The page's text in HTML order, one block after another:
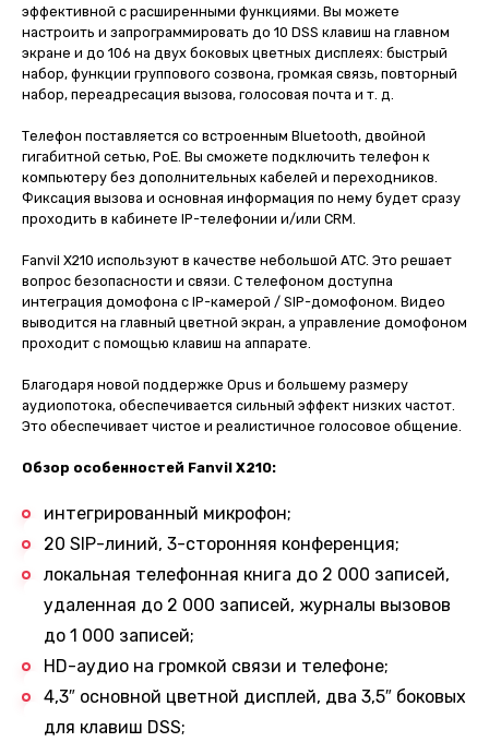
эффективной с расширенными функциями. Вы можете
настроить и запрограммировать до 10 DSS клавиш на главном
экране и до 106 на двух боковых цветных дисплеях: быстрый
набор, функции группового созвона, громкая связь, повторный
набор, переадресация вызова, голосовая почта и т. д.
Телефон поставляется со встроенным Bluetooth, двойной
гигабитной сетью, PoE. Вы сможете подключить телефон к
компьютеру без дополнительных кабелей и переходников.
Фиксация вызова и основная информация по нему будет сразу
проходить в кабинете IP-телефонии и/или CRM.
Fanvil X210 используют в качестве небольшой АТС. Это решает
вопрос безопасности и связи. С телефоном доступна
интеграция домофона с IP-камерой / SIP-домофоном. Видео
выводится на главный цветной экран, а управление домофоном
проходит с помощью клавиш на аппарате.
Благодаря новой поддержке Opus и большему размеру
аудиопотока, обеспечивается сильный эффект низких частот.
Это обеспечивает чистое и реалистичное голосовое общение.
Обзор особенностей Fanvil X210:
интегрированный микрофон;
20 SIP-линий, 3-сторонняя конференция;
локальная телефонная книга до 2 000 записей,
удаленная до 2 000 записей, журналы вызовов
до 1 000 записей;
HD-аудио на громкой связи и телефоне;
4,3″ основной цветной дисплей, два 3,5″ боковых
для клавиш DSS;